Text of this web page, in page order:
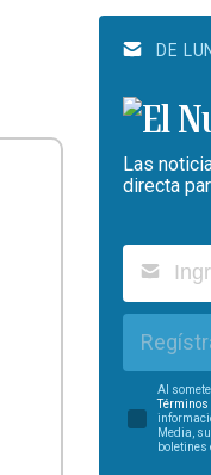
DE
Las
directa
Al
Términos
Media,
boletines